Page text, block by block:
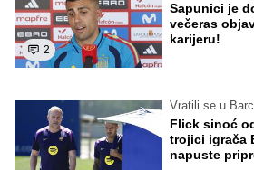
2
Sapunici je
večeras
karijeru!
Vratili se u
Flick sinoć
trojici igrača
napuste